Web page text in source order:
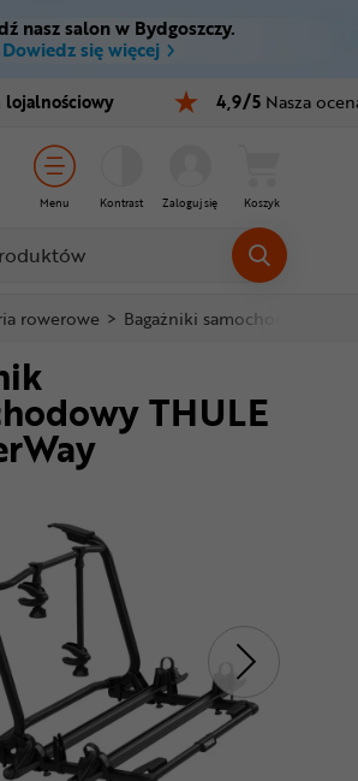
Ctrl M
główne
o produkcie
Do koszyka
informacje
Stopka
strony
nasz salon w Bydgoszczy.
Dowiedz się więcej
lojalnościowy 4,9/5 Nasza
Menu Kontrast Zaloguj się Koszyk
rowerowe > Bagażniki samochodowe na
THULE